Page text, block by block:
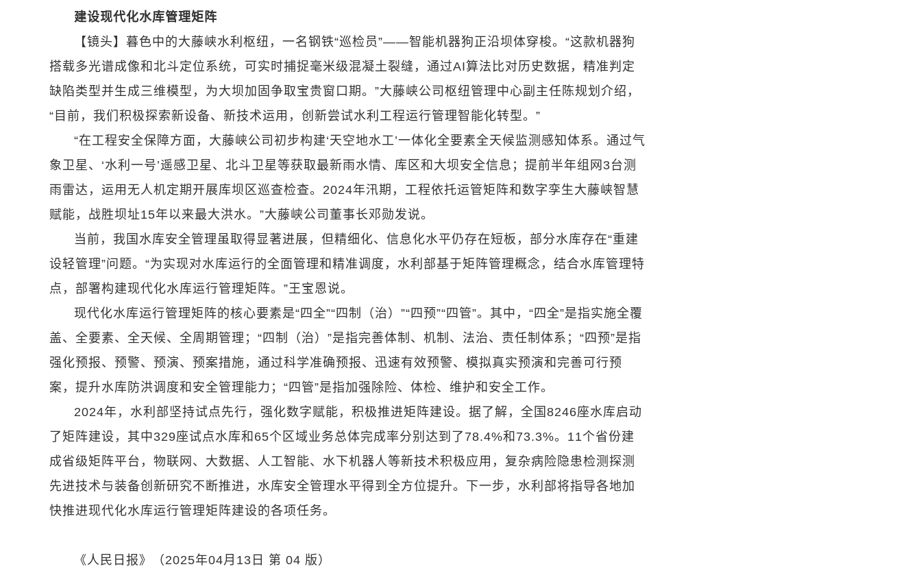
建设现代化水库管理矩阵
【镜头】暮色中的大藤峡水利枢纽，一名钢铁“巡检员”——智能机器狗正沿坝体穿梭。“这款机器狗
搭载多光谱成像和北斗定位系统，可实时捕捉毫米级混凝土裂缝，通过AI算法比对历史数据，精准判定
缺陷类型并生成三维模型，为大坝加固争取宝贵窗口期。”大藤峡公司枢纽管理中心副主任陈规划介绍，
“目前，我们积极探索新设备、新技术运用，创新尝试水利工程运行管理智能化转型。”
“在工程安全保障方面，大藤峡公司初步构建‘天空地水工’一体化全要素全天候监测感知体系。通过气
象卫星、‘水利一号’遥感卫星、北斗卫星等获取最新雨水情、库区和大坝安全信息；提前半年组网3台测
雨雷达，运用无人机定期开展库坝区巡查检查。2024年汛期，工程依托运管矩阵和数字孪生大藤峡智慧
赋能，战胜坝址15年以来最大洪水。”大藤峡公司董事长邓勋发说。
当前，我国水库安全管理虽取得显著进展，但精细化、信息化水平仍存在短板，部分水库存在“重建
设轻管理”问题。“为实现对水库运行的全面管理和精准调度，水利部基于矩阵管理概念，结合水库管理特
点，部署构建现代化水库运行管理矩阵。”王宝恩说。
现代化水库运行管理矩阵的核心要素是“四全”“四制（治）”“四预”“四管”。其中，“四全”是指实施全覆
盖、全要素、全天候、全周期管理；“四制（治）”是指完善体制、机制、法治、责任制体系；“四预”是指
强化预报、预警、预演、预案措施，通过科学准确预报、迅速有效预警、模拟真实预演和完善可行预
案，提升水库防洪调度和安全管理能力；“四管”是指加强除险、体检、维护和安全工作。
2024年，水利部坚持试点先行，强化数字赋能，积极推进矩阵建设。据了解，全国8246座水库启动
了矩阵建设，其中329座试点水库和65个区域业务总体完成率分别达到了78.4%和73.3%。11个省份建
成省级矩阵平台，物联网、大数据、人工智能、水下机器人等新技术积极应用，复杂病险隐患检测探测
先进技术与装备创新研究不断推进，水库安全管理水平得到全方位提升。下一步，水利部将指导各地加
快推进现代化水库运行管理矩阵建设的各项任务。
《人民日报》（2025年04月13日 第 04 版）